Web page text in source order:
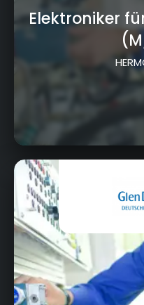
Elektroniker